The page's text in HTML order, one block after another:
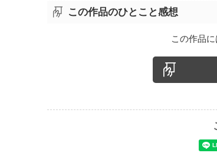
この作品のひとこと感想
この作品